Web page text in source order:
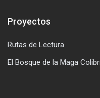
Salta Proyectos
Proyectos
Rutas de Lectura
El Bosque de la Maga